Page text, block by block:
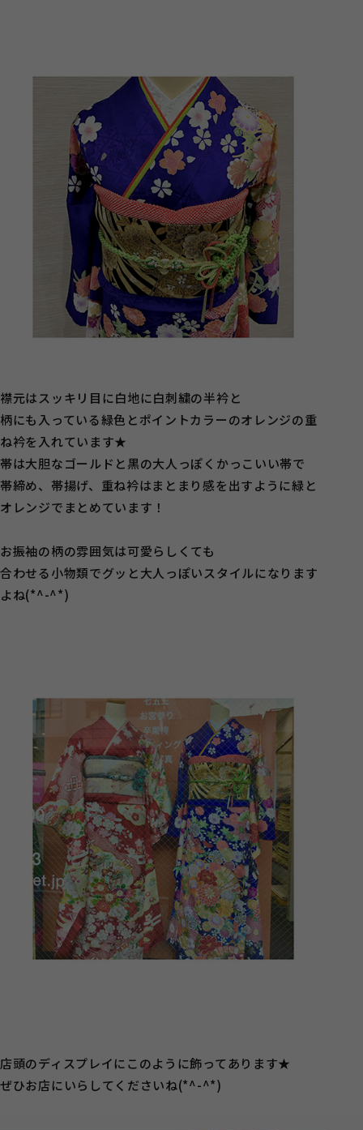
襟元はスッキリ目に白地に白刺繍の半衿と
柄にも入っている緑色とポイントカラーのオレンジの重
ね衿を入れています★
帯は大胆なゴールドと黒の大人っぽくかっこいい帯で
帯締め、帯揚げ、重ね衿はまとまり感を出すように緑と
オレンジでまとめています！
お振袖の柄の雰囲気は可愛らしくても
合わせる小物類でグッと大人っぽいスタイルになります
よね(*^-^*)
店頭のディスプレイにこのように飾ってあります★
ぜひお店にいらしてくださいね(*^-^*)